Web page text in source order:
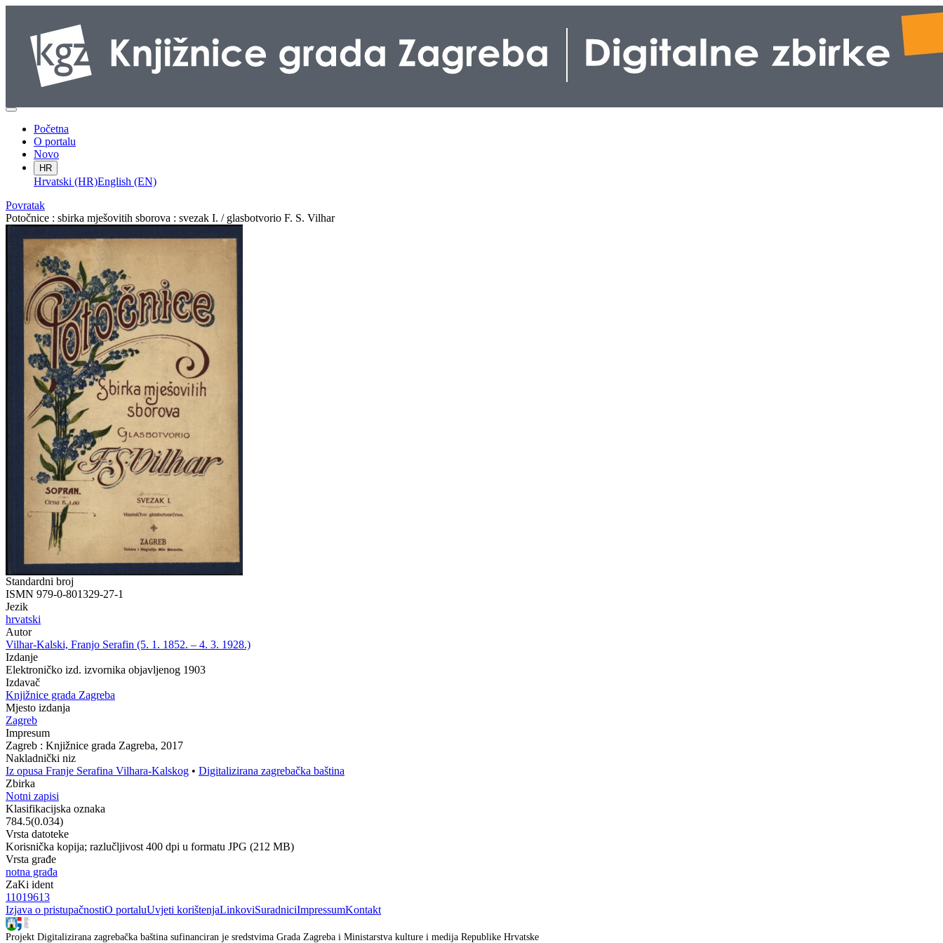
Početna
O portalu
Novo
HR
Hrvatski (HR)English (EN)
Povratak
Potočnice : sbirka mješovitih sborova : svezak I. / glasbotvorio F. S. Vilhar
Standardni broj
ISMN 979-0-801329-27-1
Jezik
hrvatski
Autor
Vilhar-Kalski, Franjo Serafin (5. 1. 1852. – 4. 3. 1928.)
Izdanje
Elektroničko izd. izvornika objavljenog 1903
Izdavač
Knjižnice grada Zagreba
Mjesto izdanja
Zagreb
Impresum
Zagreb : Knjižnice grada Zagreba, 2017
Nakladnički niz
Iz opusa Franje Serafina Vilhara-Kalskog • Digitalizirana zagrebačka baština
Zbirka
Notni zapisi
Klasifikacijska oznaka
784.5(0.034)
Vrsta datoteke
Korisnička kopija; razlučljivost 400 dpi u formatu JPG (212 MB)
Vrsta građe
notna građa
ZaKi ident
11019613
Izjava o pristupačnostiO portaluUvjeti korištenjaLinkoviSuradniciImpressumKontakt
Projekt Digitalizirana zagrebačka baština sufinanciran je sredstvima Grada Zagreba i Ministarstva kulture i medija Republike Hrvatske